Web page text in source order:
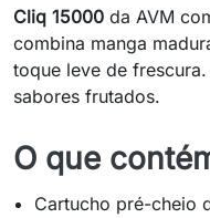
Cliq 15000 da AVM
combina manga
toque leve de
sabores frutados.
O que
Cartucho pré-cheio